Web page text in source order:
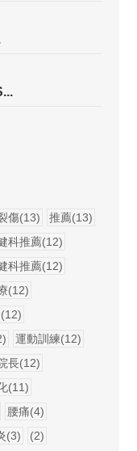
傷(13)
推薦(13)
科推薦(12)
科推薦(12)
(12)
運動訓練(12)
長(12)
(11)
腰痛(4)
(3)
(2)